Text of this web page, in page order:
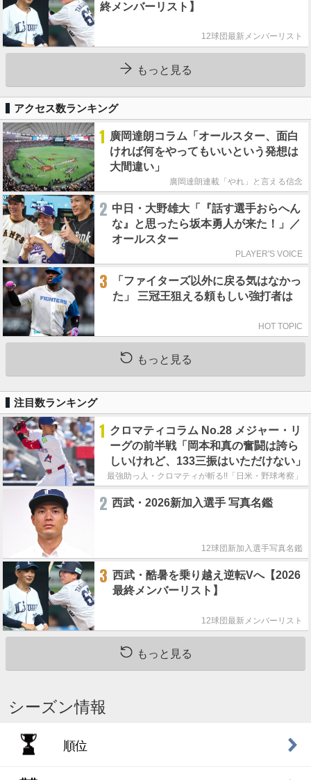
終メンバーリスト】
12球団最新メンバーリスト
もっと見る
アクセス数ランキング
1 廣岡達朗コラム「オールスター、面白
ければ何をやってもいいという発想は
大間違い」
廣岡達朗連載「やれ」と言える信念
2 中日・大野雄大「『話す選手おらへん
な』と思ったら坂本勇人が来た！」／
オールスター
PLAYER'S VOICE
3
「ファイターズ以外に戻る気はなかっ
た」 三冠王狙える頼もしい強打者は
HOT TOPIC
もっと見る
注目数ランキング
1 クロマティコラム No.28 メジャー・リ
ーグの前半戦「岡本和真の奮闘は誇ら
しいけれど、133三振はいただけない」
最強助っ人・クロマティが斬る!!「日米・野球考察」
2 西武・2026新加入選手 写真名鑑
12球団新加入選手写真名鑑
3 西武・酷暑を乗り越え逆転Vへ【2026
最終メンバーリスト】
12球団最新メンバーリスト
もっと見る
シーズン情報
順位